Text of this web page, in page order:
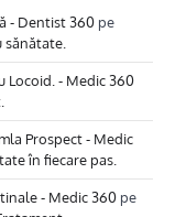
- Dentist 360 pe
sănătate.
Locoid. - Medic 360
Prospect - Medic
în fiecare pas.
- Medic 360 pe